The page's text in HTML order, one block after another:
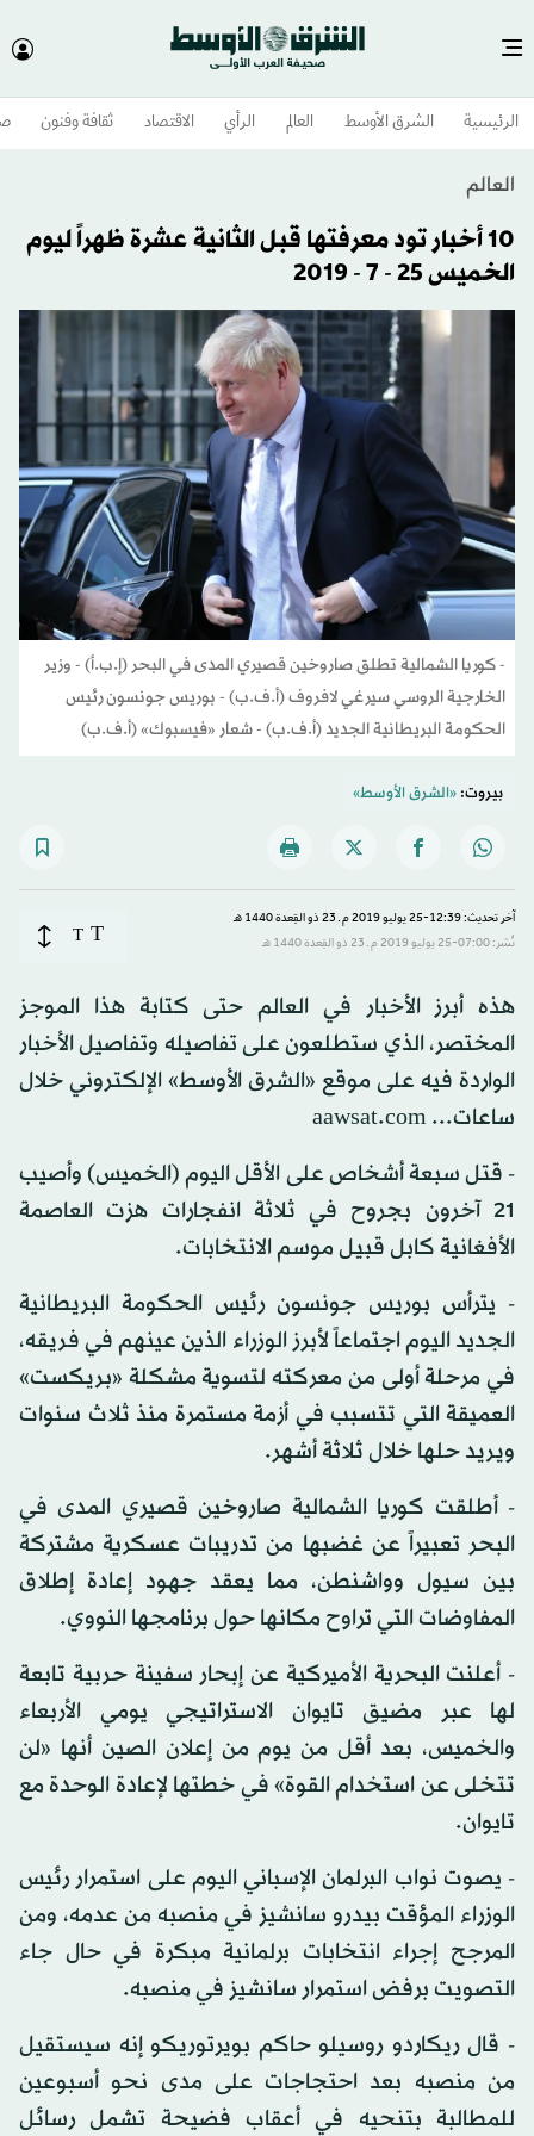
الرئيسية الشرق الأوسط​ العالم الرأي الاقتصاد ثقافة وفنون
العالم
10 أخبار تود معرفتها قبل الثانية عشرة ظهراً ليوم
الخميس 25 - 7 - 2019
- كوريا الشمالية تطلق صاروخين قصيري المدى في البحر (إ.ب.أ) - وزير
الخارجية الروسي سيرغي لافروف (أ.ف.ب) - بوريس جونسون رئيس
الحكومة البريطانية الجديد (أ.ف.ب) - شعار «فيسبوك» (أ.ف.ب)
بيروت:«الشرق الأوسط»
آخر تحديث: 12:39-25 يوليو 2019 م ـ 23 ذو القِعدة 1440 هـ
نُشر: 07:00-25 يوليو 2019 م ـ 23 ذو القِعدة 1440 هـ
T
T
هذه أبرز الأخبار في العالم حتى كتابة هذا الموجز
المختصر، الذي ستطلعون على تفاصيله وتفاصيل الأخبار
الواردة فيه على موقع «الشرق الأوسط» الإلكتروني خلال
ساعات... aawsat.com
- قتل سبعة أشخاص على الأقل اليوم (الخميس) وأصيب
21 آخرون بجروح في ثلاثة انفجارات هزت العاصمة
الأفغانية كابل قبيل موسم الانتخابات.
- يترأس بوريس جونسون رئيس الحكومة البريطانية
الجديد اليوم اجتماعاً لأبرز الوزراء الذين عينهم في فريقه،
في مرحلة أولى من معركته لتسوية مشكلة «بريكست»
العميقة التي تتسبب في أزمة مستمرة منذ ثلاث سنوات
ويريد حلها خلال ثلاثة أشهر.
- أطلقت كوريا الشمالية صاروخين قصيري المدى في
البحر تعبيراً عن غضبها من تدريبات عسكرية مشتركة
بين سيول وواشنطن، مما يعقد جهود إعادة إطلاق
المفاوضات التي تراوح مكانها حول برنامجها النووي.
- أعلنت البحرية الأميركية عن إبحار سفينة حربية تابعة
لها عبر مضيق تايوان الاستراتيجي يومي الأربعاء
والخميس، بعد أقل من يوم من إعلان الصين أنها «لن
تتخلى عن استخدام القوة» في خطتها لإعادة الوحدة مع
تايوان.
- يصوت نواب البرلمان الإسباني اليوم على استمرار رئيس
الوزراء المؤقت بيدرو سانشيز في منصبه من عدمه، ومن
المرجح إجراء انتخابات برلمانية مبكرة في حال جاء
التصويت برفض استمرار سانشيز في منصبه.
- قال ريكاردو روسيلو حاكم بويرتوريكو إنه سيستقيل
من منصبه بعد احتجاجات على مدى نحو أسبوعين